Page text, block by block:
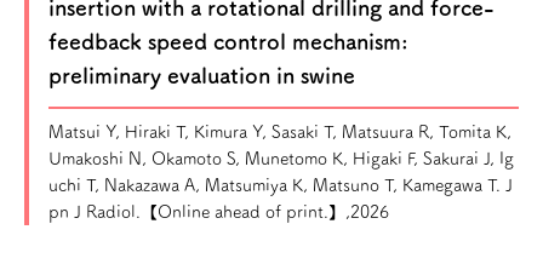
insertion with a rotational drilling and force-
feedback speed control mechanism:
preliminary evaluation in swine
Matsui Y, Hiraki T, Kimura Y, Sasaki T, Matsuura R, Tomita K,
Umakoshi N, Okamoto S, Munetomo K, Higaki F, Sakurai J, Ig
uchi T, Nakazawa A, Matsumiya K, Matsuno T, Kamegawa T. J
pn J Radiol.【Online ahead of print.】,2026